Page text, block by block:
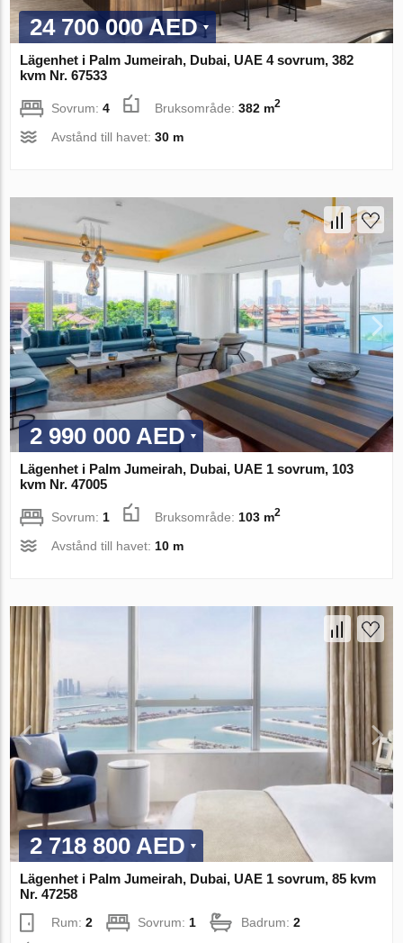
24 700 000 AED
Lägenhet i Palm Jumeirah, Dubai, UAE 4 sovrum, 382
kvm Nr. 67533
Sovrum:4 Bruksområde:382 m2
Avstånd till havet:30 m
2 990 000 AED
Lägenhet i Palm Jumeirah, Dubai, UAE 1 sovrum, 103
kvm Nr. 47005
Sovrum: 1 Bruksområde: 103 m2
Avstånd till havet: 10 m
2 718 800 AED
Lägenhet i Palm Jumeirah, Dubai, UAE 1 sovrum, 85 kvm
Nr. 47258
Rum:2 Sovrum: 1 Badrum:2